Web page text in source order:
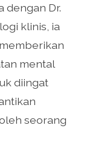
dengan Dr.
klinis, ia
mental
diingat
seorang